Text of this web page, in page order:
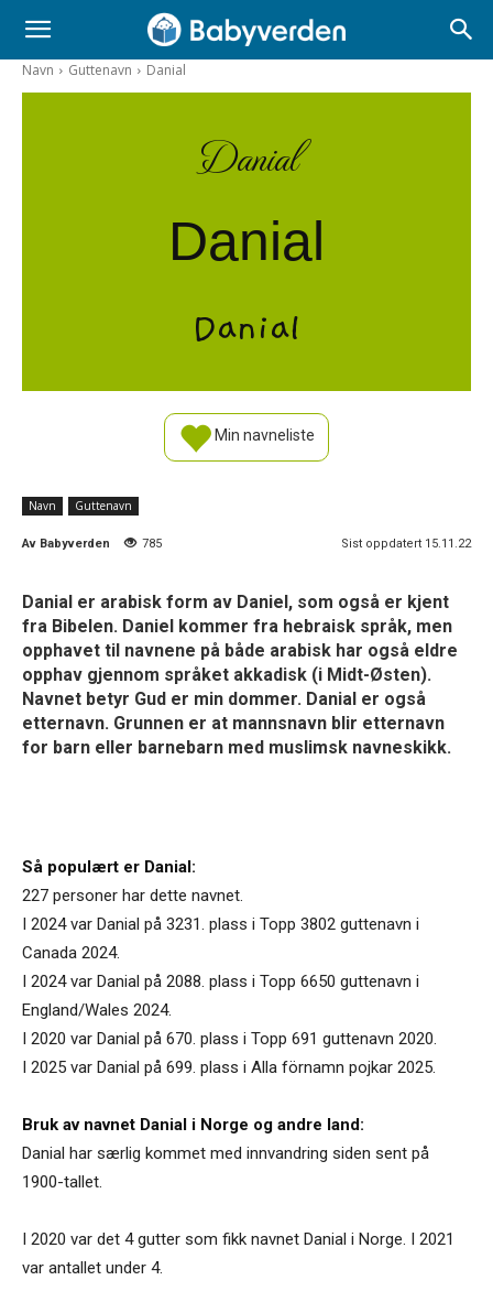
Navn Guttenavn Danial
Danial
Danial
Danial
Min navneliste
Navn Guttenavn
Av Babyverden 785 Sist oppdatert 15.11.22
Danial er arabisk form av Daniel, som også er kjent
fra Bibelen. Daniel kommer fra hebraisk språk, men
opphavet til navnene på både arabisk har også eldre
opphav gjennom språket akkadisk (i Midt-Østen).
Navnet betyr Gud er min dommer. Danial er også
etternavn. Grunnen er at mannsnavn blir etternavn
for barn eller barnebarn med muslimsk navneskikk.
Så populært er Danial:
227 personer har dette navnet.
I 2024 var Danial på 3231. plass i Topp 3802 guttenavn i
Canada 2024.
I 2024 var Danial på 2088. plass i Topp 6650 guttenavn i
England/Wales 2024.
I 2020 var Danial på 670. plass i Topp 691 guttenavn 2020.
I 2025 var Danial på 699. plass i Alla förnamn pojkar 2025.
Bruk av navnet Danial i Norge og andre land:
Danial har særlig kommet med innvandring siden sent på
1900-tallet.
I 2020 var det 4 gutter som fikk navnet Danial i Norge. I 2021
var antallet under 4.